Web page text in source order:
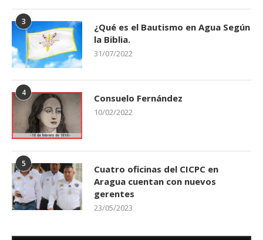
3
¿Qué es el Bautismo en Agua Según
la Biblia.
31/07/2022
4 Consuelo Fernández
10/02/2022
5
Cuatro oficinas del CICPC en
Aragua cuentan con nuevos
gerentes
23/05/2023